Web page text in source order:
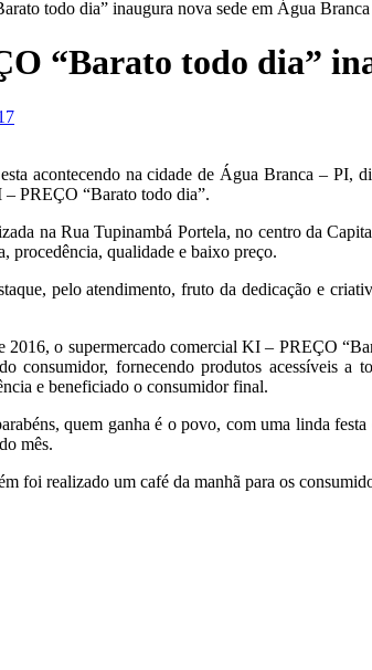
todo dia” inaugura nova sede em Água
“Barato todo dia”
acontecendo na cidade de Água Branca – PI,
PREÇO “Barato todo dia”.
na Rua Tupinambá Portela, no centro da
procedência, qualidade e baixo preço.
pelo atendimento, fruto da dedicação e
2016, o supermercado comercial KI – PREÇO
consumidor, fornecendo produtos acessíveis
e beneficiado o consumidor final.
quem ganha é o povo, com uma linda
mês.
foi realizado um café da manhã para os